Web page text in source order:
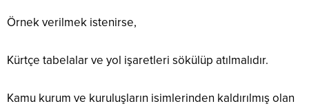
Örnek verilmek istenirse,
Kürtçe tabelalar ve yol işaretleri sökülüp atılmalıdır.
Kamu kurum ve kuruluşların isimlerinden kaldırılmış olan